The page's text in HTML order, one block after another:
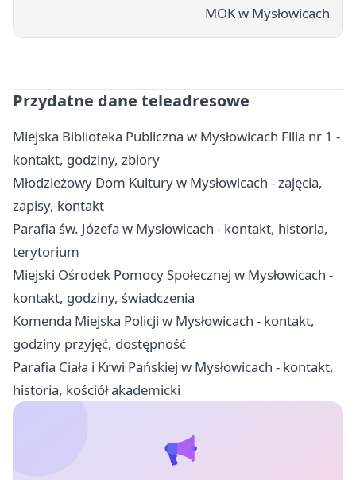
MOK w Mysłowicach
Przydatne dane teleadresowe
Miejska Biblioteka Publiczna w Mysłowicach Filia nr 1 -
kontakt, godziny, zbiory
Młodzieżowy Dom Kultury w Mysłowicach - zajęcia,
zapisy, kontakt
Parafia św. Józefa w Mysłowicach - kontakt, historia,
terytorium
Miejski Ośrodek Pomocy Społecznej w Mysłowicach -
kontakt, godziny, świadczenia
Komenda Miejska Policji w Mysłowicach - kontakt,
godziny przyjęć, dostępność
Parafia Ciała i Krwi Pańskiej w Mysłowicach - kontakt,
historia, kościół akademicki